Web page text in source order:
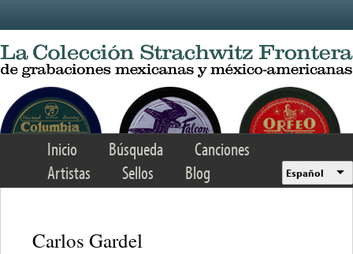
Inicio Búsqueda
Canciones
Artistas
Sellos Blog Español
Carlos Gardel